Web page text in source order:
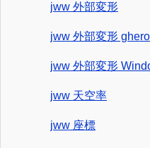
jww 外部変形
jww 外部変形
jww 外部変形
jww 天空率
jww 座標